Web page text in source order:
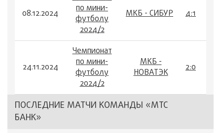
08.12.2024
по мини-
футболу
2024/2
МКБ - СИБУР 4:1
24.11.2024
Чемпионат
по мини-
футболу
2024/2
МКБ -
НОВАТЭК
2:0
ПОСЛЕДНИЕ МАТЧИ КОМАНДЫ «МТС
БАНК»